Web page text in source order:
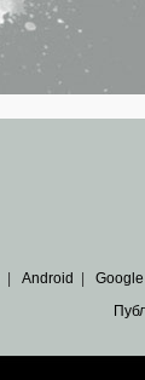
Android Google